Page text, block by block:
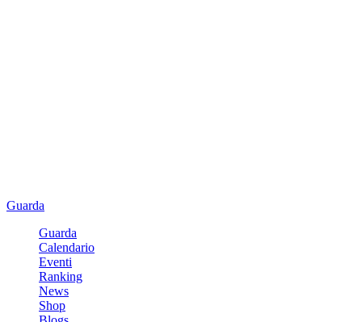
Guarda
Guarda
Calendario
Eventi
Ranking
News
Shop